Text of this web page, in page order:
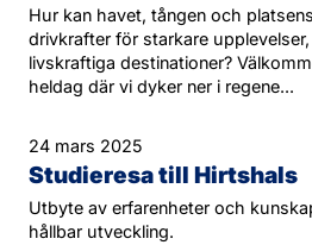
Hur kan havet, tången och
drivkrafter för starkare
livskraftiga destinationer?
heldag där vi dyker ner i regene...
24 mars 2025
Studieresa till Hirtshals
Utbyte av erfarenheter och
hållbar utveckling.